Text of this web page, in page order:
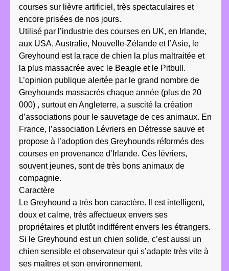
courses sur lièvre artificiel, très spectaculaires et
encore prisées de nos jours.
Utilisé par l’industrie des courses en UK, en Irlande,
aux USA, Australie, Nouvelle-Zélande et l’Asie, le
Greyhound est la race de chien la plus maltraitée et
la plus massacrée avec le Beagle et le Pitbull.
L’opinion publique alertée par le grand nombre de
Greyhounds massacrés chaque année (plus de 20
000) , surtout en Angleterre, a suscité la création
d’associations pour le sauvetage de ces animaux. En
France, l’association Lévriers en Détresse sauve et
propose à l’adoption des Greyhounds réformés des
courses en provenance d’Irlande. Ces lévriers,
souvent jeunes, sont de très bons animaux de
compagnie.
Caractère
Le Greyhound a très bon caractère. Il est intelligent,
doux et calme, très affectueux envers ses
propriétaires et plutôt indifférent envers les étrangers.
Si le Greyhound est un chien solide, c’est aussi un
chien sensible et observateur qui s’adapte très vite à
ses maîtres et son environnement.